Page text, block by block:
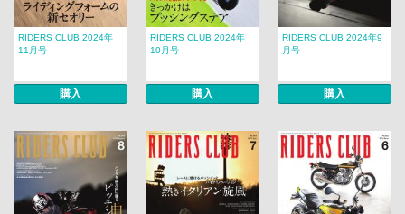
RIDERS CLUB 2024年
11月号
購入
RIDERS CLUB 2024年
10月号
購入
RIDERS CLUB 2024年9
月号
購入